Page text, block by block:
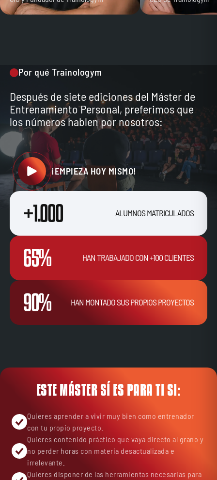
Por qué Trainologym
Después de siete ediciones del Máster de
Entrenamiento Personal, preferimos que
los números hablen por nosotros:
¡EMPIEZA HOY MISMO!
+1.000 ALUMNOS MATRICULADOS
65% HAN TRABAJADO CON +100 CLIENTES
90% HAN MONTADO SUS PROPIOS PROYECTOS
ESTE MÁSTER SÍ ES PARA TI SI:
Quieres aprender a vivir muy bien como entrenador
con tu propio proyecto.
Quieres contenido práctico que vaya directo al grano y
no perder horas con materia desactualizada e
irrelevante.
Quieres disponer de las herramientas necesarias para